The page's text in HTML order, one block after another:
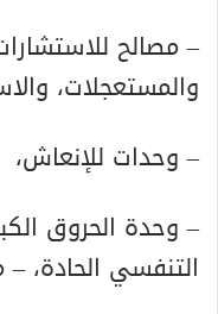
– مصالح
والمستعجلات،
– وحدات للإنعاش،
– وحدة الحروق
التنفسي الحادة،